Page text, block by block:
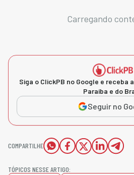
Carregando
Siga o ClickPB no Google e receba
Paraíba e do
Seguir no
COMPARTILHE
TÓPICOS NESSE ARTIGO: